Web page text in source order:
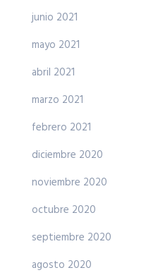
junio 2021
mayo 2021
abril 2021
marzo 2021
febrero 2021
diciembre 2020
noviembre 2020
octubre 2020
septiembre 2020
agosto 2020